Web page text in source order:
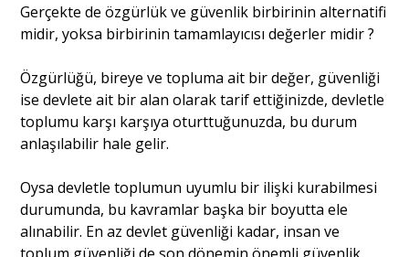
Yazı Dizisi
Portre
Yazarlar
Eğitim
Gerçekte de özgürlük ve güvenlik birbirinin alternatifi
midir, yoksa birbirinin tamamlayıcısı değerler midir ?
Özgürlüğü, bireye ve topluma ait bir değer, güvenliği
ise devlete ait bir alan olarak tarif ettiğinizde, devletle
toplumu karşı karşıya oturttuğunuzda, bu durum
anlaşılabilir hale gelir.
Oysa devletle toplumun uyumlu bir ilişki kurabilmesi
durumunda, bu kavramlar başka bir boyutta ele
alınabilir. En az devlet güvenliği kadar, insan ve